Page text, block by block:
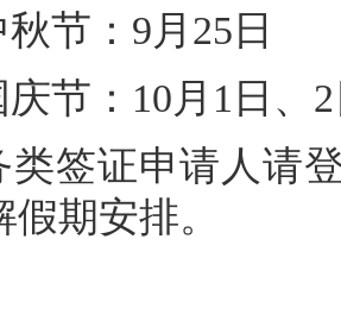
节：9月25日
节：10月1日、
类签证申请人请
假期安排。